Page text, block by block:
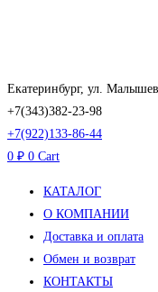
Екатеринбург, ул.
+7(343)382-23-98
+7(922)133-86-44
0 ₽ 0 Cart
КАТАЛОГ
О КОМПАНИИ
Доставка и оплата
Обмен и возврат
КОНТАКТЫ